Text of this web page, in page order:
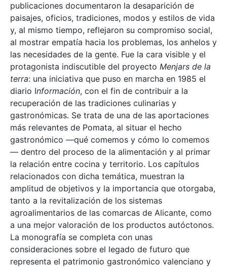
publicaciones documentaron la desaparición de
paisajes, oficios, tradiciones, modos y estilos de vida
y, al mismo tiempo, reflejaron su compromiso social,
al mostrar empatía hacia los problemas, los anhelos y
las necesidades de la gente. Fue la cara visible y el
protagonista indiscutible del proyecto Menjars de la
terra: una iniciativa que puso en marcha en 1985 el
diario Información, con el fin de contribuir a la
recuperación de las tradiciones culinarias y
gastronómicas. Se trata de una de las aportaciones
más relevantes de Pomata, al situar el hecho
gastronómico —qué comemos y cómo lo comemos
— dentro del proceso de la alimentación y al primar
la relación entre cocina y territorio. Los capítulos
relacionados con dicha temática, muestran la
amplitud de objetivos y la importancia que otorgaba,
tanto a la revitalización de los sistemas
agroalimentarios de las comarcas de Alicante, como
a una mejor valoración de los productos autóctonos.
La monografía se completa con unas
consideraciones sobre el legado de futuro que
representa el patrimonio gastronómico valenciano y